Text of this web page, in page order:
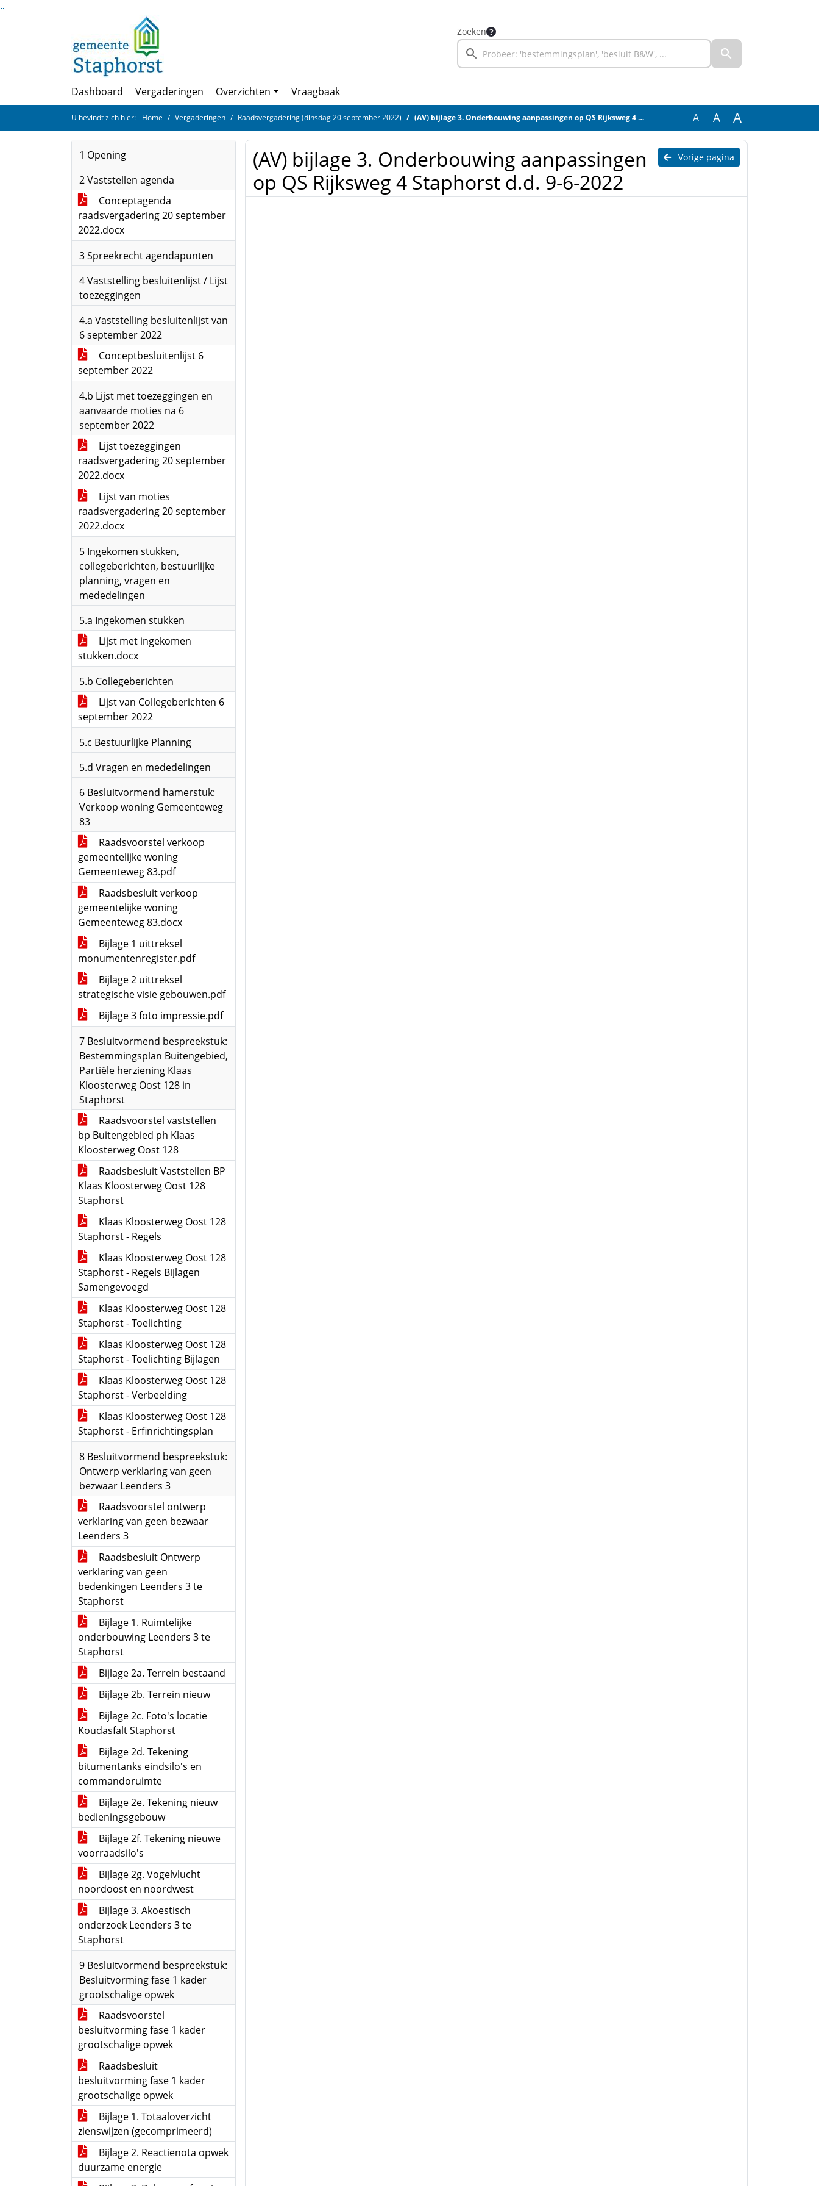
Ga naar de inhoud van deze pagina
Zoeken
Dashboard Vergaderingen Overzichten Vraagbaak
U bevindt zich hier: Home Vergaderingen Raadsvergadering (dinsdag 20 september 2022) (AV) bijlage 3. Onderbouwing aanpassingen op QS Rijksweg 4 Staphorst d.d. 9-6-2022 A A A
1 Opening
2 Vaststellen agenda
Conceptagenda
raadsvergadering 20 september
2022.docx
3 Spreekrecht agendapunten
4 Vaststelling besluitenlijst / Lijst
toezeggingen
4.a Vaststelling besluitenlijst van
6 september 2022
Conceptbesluitenlijst 6
september 2022
4.b Lijst met toezeggingen en
aanvaarde moties na 6
september 2022
Lijst toezeggingen
raadsvergadering 20 september
2022.docx
Lijst van moties
raadsvergadering 20 september
2022.docx
5 Ingekomen stukken,
collegeberichten, bestuurlijke
planning, vragen en
mededelingen
5.a Ingekomen stukken
Lijst met ingekomen
stukken.docx
5.b Collegeberichten
Lijst van Collegeberichten 6
september 2022
5.c Bestuurlijke Planning
5.d Vragen en mededelingen
6 Besluitvormend hamerstuk:
Verkoop woning Gemeenteweg
83
Raadsvoorstel verkoop
gemeentelijke woning
Gemeenteweg 83.pdf
Raadsbesluit verkoop
gemeentelijke woning
Gemeenteweg 83.docx
Bijlage 1 uittreksel
monumentenregister.pdf
Bijlage 2 uittreksel
strategische visie gebouwen.pdf
Bijlage 3 foto impressie.pdf
7 Besluitvormend bespreekstuk:
Bestemmingsplan Buitengebied,
Partiële herziening Klaas
Kloosterweg Oost 128 in
Staphorst
Raadsvoorstel vaststellen
bp Buitengebied ph Klaas
Kloosterweg Oost 128
Raadsbesluit Vaststellen BP
Klaas Kloosterweg Oost 128
Staphorst
Klaas Kloosterweg Oost 128
Staphorst - Regels
Klaas Kloosterweg Oost 128
Staphorst - Regels Bijlagen
Samengevoegd
Klaas Kloosterweg Oost 128
Staphorst - Toelichting
Klaas Kloosterweg Oost 128
Staphorst - Toelichting Bijlagen
Klaas Kloosterweg Oost 128
Staphorst - Verbeelding
Klaas Kloosterweg Oost 128
Staphorst - Erfinrichtingsplan
8 Besluitvormend bespreekstuk:
Ontwerp verklaring van geen
bezwaar Leenders 3
Raadsvoorstel ontwerp
verklaring van geen bezwaar
Leenders 3
Raadsbesluit Ontwerp
verklaring van geen
bedenkingen Leenders 3 te
Staphorst
Bijlage 1. Ruimtelijke
onderbouwing Leenders 3 te
Staphorst
Bijlage 2a. Terrein bestaand
Bijlage 2b. Terrein nieuw
Bijlage 2c. Foto's locatie
Koudasfalt Staphorst
Bijlage 2d. Tekening
bitumentanks eindsilo's en
commandoruimte
Bijlage 2e. Tekening nieuw
bedieningsgebouw
Bijlage 2f. Tekening nieuwe
voorraadsilo's
Bijlage 2g. Vogelvlucht
noordoost en noordwest
Bijlage 3. Akoestisch
onderzoek Leenders 3 te
Staphorst
9 Besluitvormend bespreekstuk:
Besluitvorming fase 1 kader
grootschalige opwek
Raadsvoorstel
besluitvorming fase 1 kader
grootschalige opwek
Raadsbesluit
besluitvorming fase 1 kader
grootschalige opwek
Bijlage 1. Totaaloverzicht
zienswijzen (gecomprimeerd)
Bijlage 2. Reactienota opwek
duurzame energie
Vorige pagina
(AV) bijlage 3. Onderbouwing aanpassingen
op QS Rijksweg 4 Staphorst d.d. 9-6-2022